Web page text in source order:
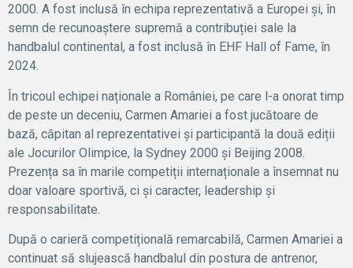
2000. A fost inclusă în echipa reprezentativă a Europei și, în
semn de recunoaștere supremă a contribuției sale la
handbalul continental, a fost inclusă în EHF Hall of Fame, în
2024.
În tricoul echipei naționale a României, pe care l-a onorat timp
de peste un deceniu, Carmen Amariei a fost jucătoare de
bază, căpitan al reprezentativei și participantă la două ediții
ale Jocurilor Olimpice, la Sydney 2000 și Beijing 2008.
Prezența sa în marile competiții internaționale a însemnat nu
doar valoare sportivă, ci și caracter, leadership și
responsabilitate.
După o carieră competițională remarcabilă, Carmen Amariei a
continuat să slujească handbalul din postura de antrenor,